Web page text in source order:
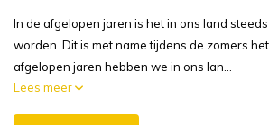
In de afgelopen jaren is het in ons land
worden. Dit is met name tijdens de zomers
afgelopen jaren hebben we in ons lan...
Lees meer